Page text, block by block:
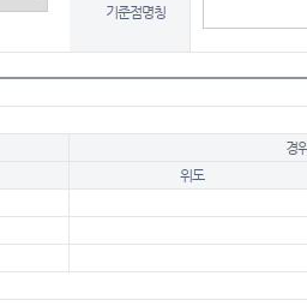
기준점명칭
경
위도